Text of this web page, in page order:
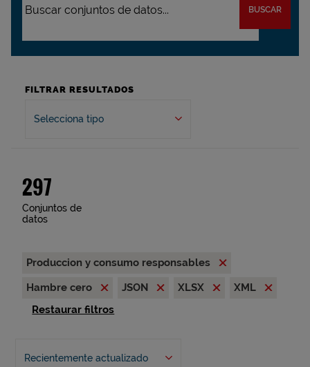
BUSCAR
FILTRAR RESULTADOS
Selecciona tipo
297
Conjuntos de
datos
Produccion y consumo responsables
Hambre cero
JSON XLSX
XML
Restaurar filtros
Recientemente actualizado